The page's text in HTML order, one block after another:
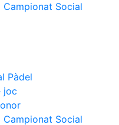
Social
Pàdel
joc
Social